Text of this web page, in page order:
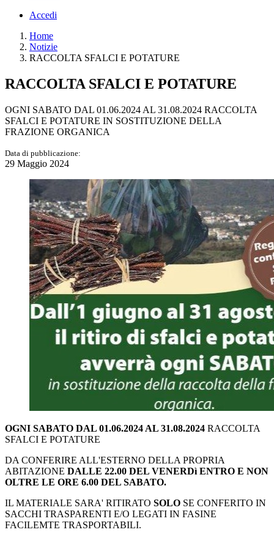
Accedi
Home
Notizie
RACCOLTA SFALCI E POTATURE
RACCOLTA SFALCI E POTATURE
OGNI SABATO DAL 01.06.2024 AL 31.08.2024 RACCOLTA
SFALCI E POTATURE IN SOSTITUZIONE DELLA
FRAZIONE ORGANICA
Data di pubblicazione:
29 Maggio 2024
OGNI SABATO DAL 01.06.2024 AL 31.08.2024 RACCOLTA
SFALCI E POTATURE
DA CONFERIRE ALL'ESTERNO DELLA PROPRIA
ABITAZIONE DALLE 22.00 DEL VENERDì ENTRO E NON
OLTRE LE ORE 6.00 DEL SABATO.
IL MATERIALE SARA' RITIRATO SOLO SE CONFERITO IN
SACCHI TRASPARENTI E/O LEGATI IN FASINE
FACILEMTE TRASPORTABILI.